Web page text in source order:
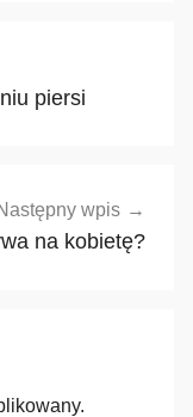
piersi
wpis
na kobietę?